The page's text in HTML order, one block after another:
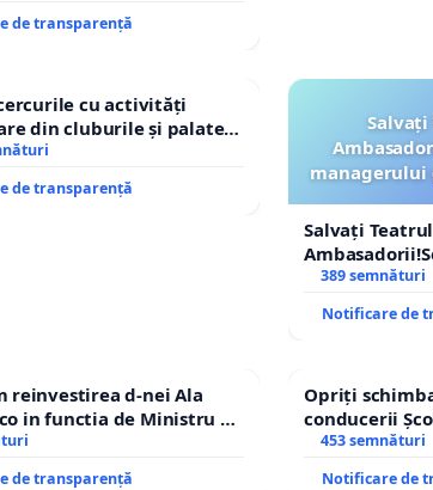
de transparență
cu activități
din cluburile și palatele
de transparență
Salvați
managerului
Salvați
managerului
389 semnături
Notificare de
reinvestirea d-nei Ala
in functia de Ministru al
de transparență
Opriți
conducerii
453 semnături
Notificare de